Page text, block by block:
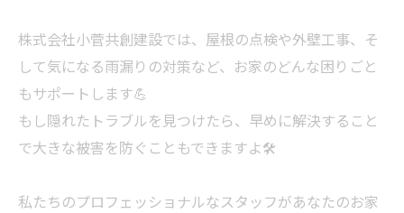
株式会社小菅共創建設では、屋根の点検や外壁工事、そ
して気になる雨漏りの対策など、お家のどんな困りごと
もサポートします💪
もし隠れたトラブルを見つけたら、早めに解決すること
で大きな被害を防ぐこともできますよ🛠️
私たちのプロフェッショナルなスタッフがあなたのお家